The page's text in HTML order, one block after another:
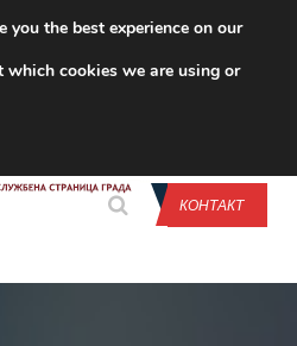
CONTACT US
КОНТАКТ
you the best experience on our
which cookies we are using or